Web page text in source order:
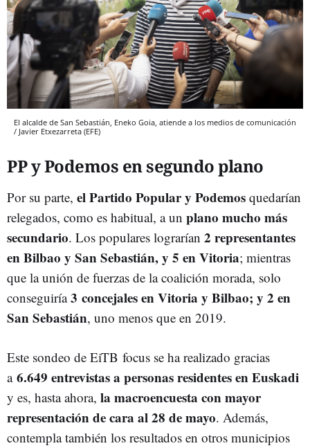
El alcalde de San Sebastián, Eneko Goia, atiende a los medios de comunicación
/ Javier Etxezarreta (EFE)
PP y Podemos en segundo plano
Por su parte, el Partido Popular y Podemos quedarían
relegados, como es habitual, a un plano mucho más
secundario. Los populares lograrían 2 representantes
en Bilbao y San Sebastián, y 5 en Vitoria; mientras
que la unión de fuerzas de la coalición morada, solo
conseguiría3 concejales en Vitoria y Bilbao; y 2 en
San Sebastián, uno menos que en 2019.
Este sondeo de EiTB focus se ha realizado gracias
a 6.649 entrevistas a personas residentes en Euskadi
y es, hasta ahora, la macroencuesta con mayor
representación de cara al 28 de mayo. Además,
contempla también los resultados en otros municipios